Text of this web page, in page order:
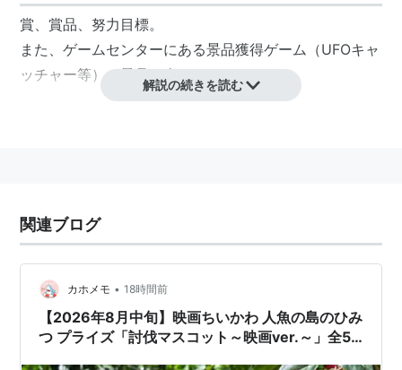
賞、賞品、努力目標。
また、ゲームセンターにある景品獲得ゲーム（UFOキャ
ッチャー等）の景品の事。
解説の続きを読む
関連ブログ
カホメモ • 18時間前
【2026年8月中旬】映画ちいかわ 人魚の島のひみ
つ プライズ「討伐マスコット～映画ver.～」全5